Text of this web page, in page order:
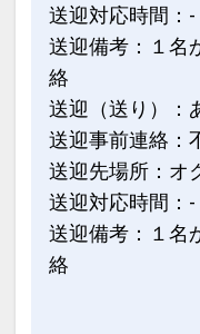
・和食レスト
・カジュアル
ィ」・・バイキ
※状況により
性がございま
◆ ご案内 ◆
・客室内Wi-Fi
・ベビーベッ
ードのレンタ
・コインラ
送迎対応時間：-
送迎備考：１名
絡
送迎（送り）：
送迎事前連絡：
送迎先場所：オ
送迎対応時間：-
送迎備考：１名
絡